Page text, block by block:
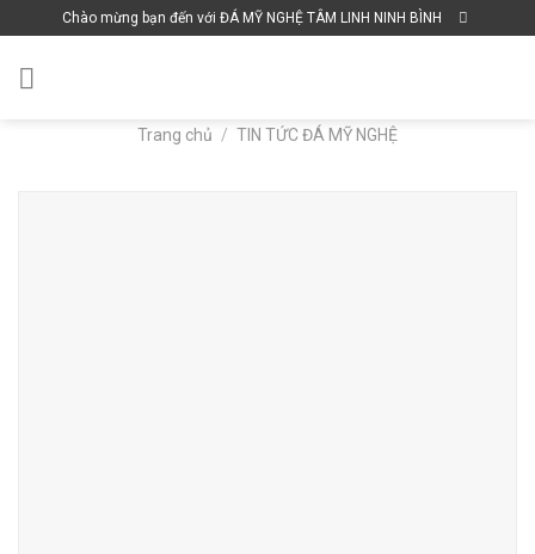
to
content
Chào mừng bạn đến với ĐÁ MỸ NGHỆ TÂM LINH NINH BÌNH
Trang chủ / TIN TỨC ĐÁ MỸ NGHỆ